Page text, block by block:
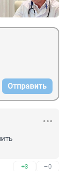
Отправить
+3 –0